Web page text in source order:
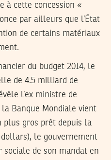
à cette concession «
par ailleurs que l’État
de certains matériaux
du budget 2014, le
de 4.5 milliard de
l’ex ministre de
Banque Mondiale vient
plus gros prêt depuis la
le gouvernement
de son mandat en